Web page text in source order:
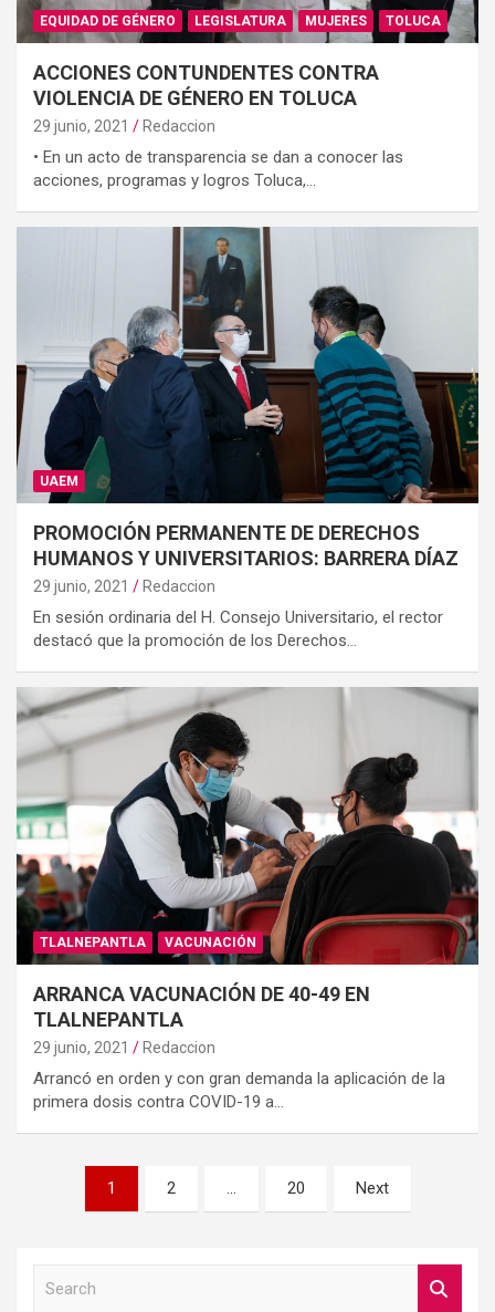
EQUIDAD DE GÉNERO LEGISLATURA MUJERES TOLUCA
ACCIONES CONTUNDENTES CONTRA
VIOLENCIA DE GÉNERO EN TOLUCA
29 junio, 2021 Redaccion
• En un acto de transparencia se dan a conocer las
acciones, programas y logros Toluca,…
UAEM
PROMOCIÓN PERMANENTE DE DERECHOS
HUMANOS Y UNIVERSITARIOS: BARRERA DÍAZ
29 junio, 2021 Redaccion
En sesión ordinaria del H. Consejo Universitario, el rector
destacó que la promoción de los Derechos…
TLALNEPANTLA VACUNACIÓN
ARRANCA VACUNACIÓN DE 40-49 EN
TLALNEPANTLA
29 junio, 2021 Redaccion
Arrancó en orden y con gran demanda la aplicación de la
primera dosis contra COVID-19 a…
Paginación
1 2 … 20 Next